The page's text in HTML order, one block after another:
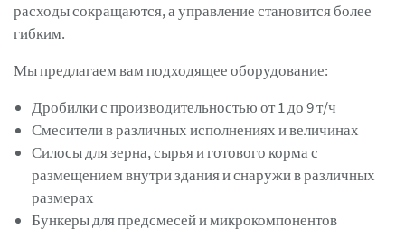
расходы сокращаются, а управление становится более
гибким.
Мы предлагаем вам подходящее оборудование:
Дробилки с производительностью от 1 до 9 т/ч
Смесители в различных исполнениях и величинах
Силосы для зерна, сырья и готового корма с
размещением внутри здания и снаружи в различных
размерах
Бункеры для предсмесей и микрокомпонентов